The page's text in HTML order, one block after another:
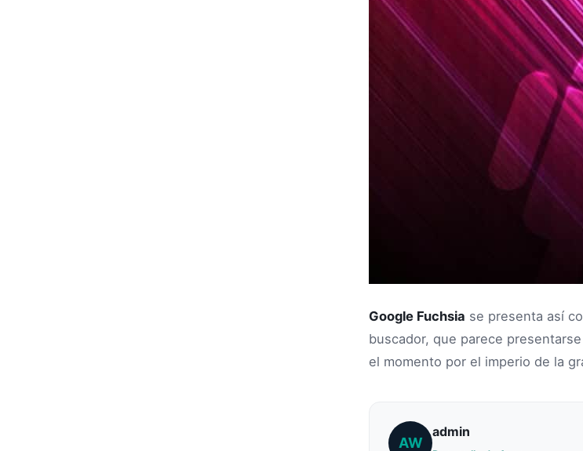
Google Fuchsia se presenta así
buscador, que parece
el momento por el imperio de la
AW
admin